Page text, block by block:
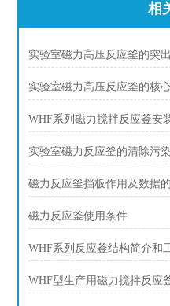
相
实验室磁力高压反应釜的突
实验室磁力高压反应釜的核
WHF系列磁力搅拌反应釜安
实验室磁力反应釜的清除污
磁力反应釜挡板作用及数据
磁力反应釜使用条件
WHF系列反应釜结构简介和
WHF型生产用磁力搅拌反应